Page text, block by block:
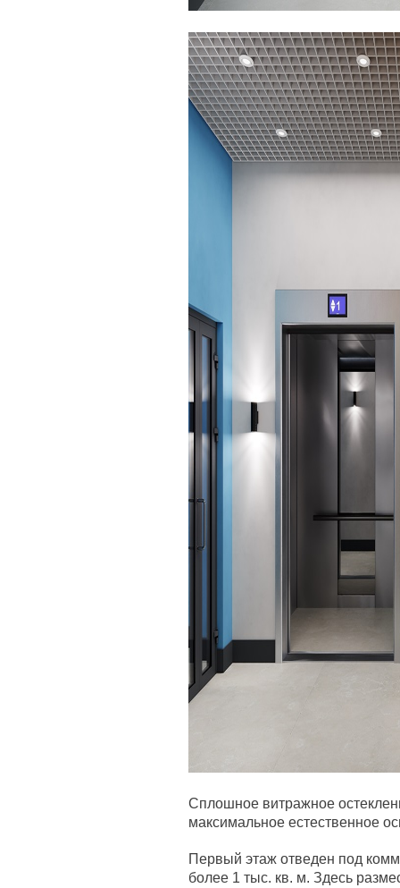
Сплошное витражное
максимальное естественное
Первый этаж отведен под
более 1 тыс. кв. м. Здесь